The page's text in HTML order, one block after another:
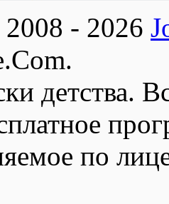
- 2026
детства.
по